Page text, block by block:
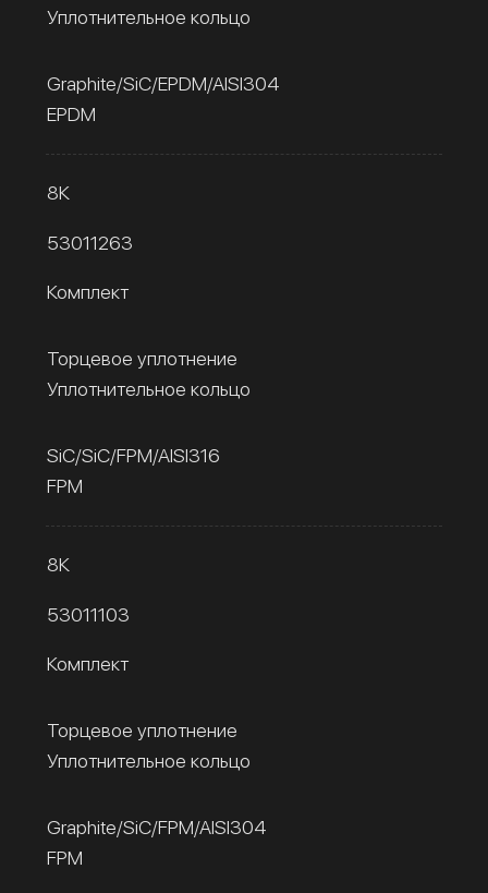
Уплотнительное кольцо
Graphite/SiC/EPDM/AISI304
EPDM
8К
53011263
Комплект
Торцевое уплотнение
Уплотнительное кольцо
SiC/SiC/FPM/AISI316
FPM
8К
53011103
Комплект
Торцевое уплотнение
Уплотнительное кольцо
Graphite/SiC/FPM/AISI304
FPM